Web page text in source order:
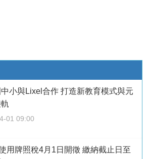
小與Lixel合作 打造新教育模式與元
01 09:00
用牌照稅4月1日開徵 繳納截止日至